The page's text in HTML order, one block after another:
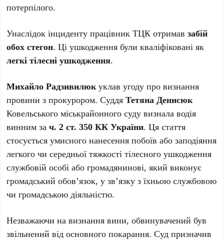
потерпілого.
Унаслідок інциденту працівник ТЦК отримавзабій
обох стегон. Ці ушкодження були кваліфіковані як
легкі тілесні ушкодження.
Михайло Радзивилюкуклав угоду про визнання
провини з прокурором. СуддяТетяна Денисюк
Ковельського міськрайонного суду визнала водія
винним зач. 2 ст. 350 КК України. Ця стаття
стосується умисного нанесення побоїв або заподіяння
легкого чи середньої тяжкості тілесного ушкодження
службовій особі або громадянинові, який виконує
громадський обов’язок, у зв’язку з їхньою службовою
чи громадською діяльністю.
Незважаючи на визнання вини, обвинувачений був
звільнений від основного покарання. Суд призначив